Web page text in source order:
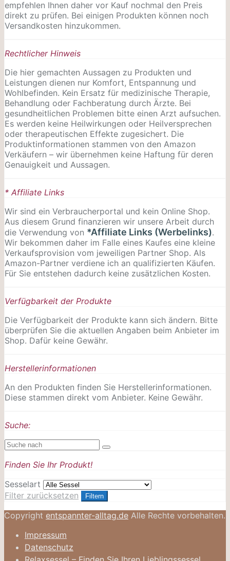
empfehlen Ihnen daher vor Kauf nochmal den Preis
direkt zu prüfen. Bei einigen Produkten können noch
Versandkosten hinzukommen.
Rechtlicher Hinweis
Die hier gemachten Aussagen zu Produkten und
Leistungen dienen nur Komfort, Entspannung und
Wohlbefinden. Kein Ersatz für medizinische Therapie,
Behandlung oder Fachberatung durch Ärzte. Bei
gesundheitlichen Problemen bitte einen Arzt aufsuchen.
Es werden keine Heilwirkungen oder Heilversprechen
oder therapeutischen Effekte zugesichert. Die
Produktinformationen stammen von den Amazon
Verkäufern – wir übernehmen keine Haftung für deren
Genauigkeit und Aussagen.
* Affiliate Links
Wir sind ein Verbraucherportal und kein Online Shop.
Aus diesem Grund finanzieren wir unsere Arbeit durch
die Verwendung von *Affiliate Links (Werbelinks).
Wir bekommen daher im Falle eines Kaufes eine kleine
Verkaufsprovision vom jeweiligen Partner Shop. Als
Amazon-Partner verdiene ich an qualifizierten Käufen.
Für Sie entstehen dadurch keine zusätzlichen Kosten.
Verfügbarkeit der Produkte
Die Verfügbarkeit der Produkte kann sich ändern. Bitte
überprüfen Sie die aktuellen Angaben beim Anbieter im
Shop. Dafür keine Gewähr.
Herstellerinformationen
An den Produkten finden Sie Herstellerinformationen.
Diese stammen direkt vom Anbieter. Keine Gewähr.
Suche:
Finden Sie Ihr Produkt!
Sesselart
Filter zurücksetzen
Filtern
Copyright entspannter-alltag.de Alle Rechte vorbehalten.
Impressum
Datenschutz